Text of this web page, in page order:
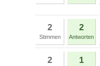
2
Stimmen
2
Antworten
2 1